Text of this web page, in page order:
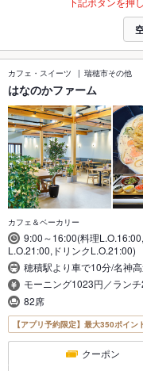
カフェ・スイーツ 瑞穂市その他
はなのかファーム
カフェ＆ベーカリー
9:00～16:00(料理
L.O.21:00,ドリンクL.O.21:00)
穂積駅より車で10分/名神
モーニング1023円／ラン
82席
【アプリ予約限定】最大350ポイン
クーポン